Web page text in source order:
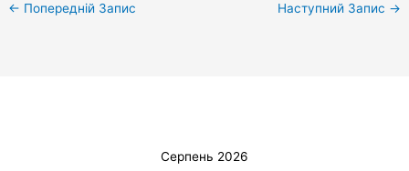
← Попередній Запис Наступний Запис →
Серпень 2026